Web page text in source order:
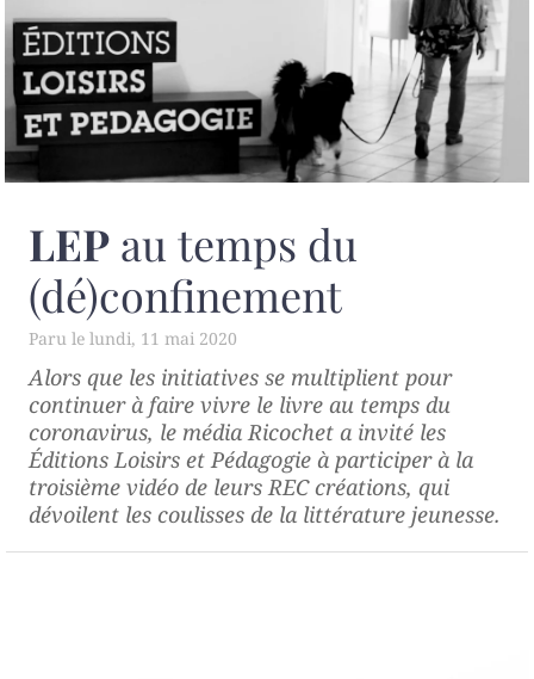
LEP au temps du
(dé)confinement
lundi, 11 mai 2020
Alors que les initiatives se multiplient pour
continuer à faire vivre le livre au temps du
coronavirus, le média Ricochet a invité les
Éditions Loisirs et Pédagogie à participer à la
troisième vidéo de leurs REC créations, qui
dévoilent les coulisses de la littérature jeunesse.